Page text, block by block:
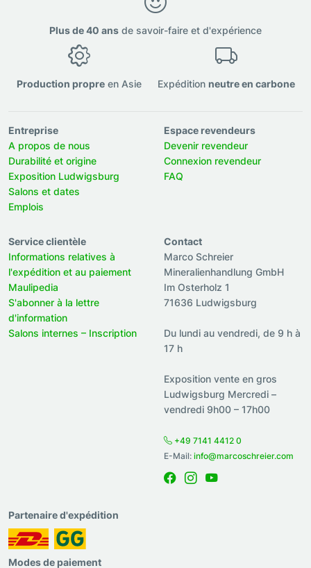
Plus de 40 ans de savoir-faire et d'expérience
Production propreen Asie Expédition neutre en carbone
Entreprise
A propos de nous
Durabilité et origine
Exposition Ludwigsburg
Salons et dates
Emplois
Espace revendeurs
Devenir revendeur
Connexion revendeur
FAQ
Service clientèle
Informations relatives à
l'expédition et au paiement
Maulipedia
S'abonner à la lettre
d'information
Salons internes – Inscription
Contact
Marco Schreier
Mineralienhandlung GmbH
Im Osterholz 1
71636 Ludwigsburg
Du lundi au vendredi, de 9 h à
17 h
Exposition vente en gros
Ludwigsburg Mercredi –
vendredi 9h00 – 17h00
+49 7141 4412 0
E-Mail: info@marcoschreier.com
Partenaire d'expédition
Modes de paiement